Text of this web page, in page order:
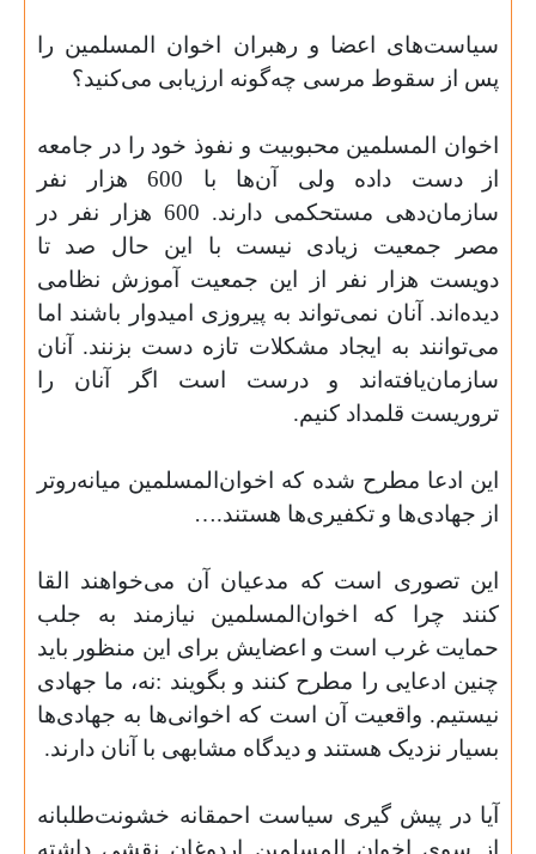
سیاست‌های اعضا و رهبران اخوان المسلمین را
پس از سقوط مرسی چه‌گونه ارزیابی می‌کنید؟
اخوان المسلمین محبوبیت و نفوذ خود را در جامعه
از دست داده ولی آن‌ها با 600 هزار نفر
سازمان‌دهی مستحکمی دارند. 600 هزار نفر در
مصر جمعیت زیادی نیست با این حال صد تا
دویست هزار نفر از این جمعیت آموزش نظامی
دیده‌اند. آنان نمی‌تواند به پیروزی امیدوار باشند اما
می‌توانند به ایجاد مشکلات تازه دست بزنند. آنان
سازمان‌یافته‌اند و درست است اگر آنان را
تروریست قلمداد کنیم.
این ادعا مطرح شده که اخوان‌المسلمین میانه‌روتر
از جهادی‌ها و تکفیری‌ها هستند….
این تصوری است که مدعیان آن می‌خواهند القا
کنند چرا که اخوان‌المسلمین نیازمند به جلب
حمایت غرب است و اعضایش برای این منظور باید
چنین ادعایی را مطرح کنند و بگویند :نه، ما جهادی
نیستیم. واقعیت آن است که اخوانی‌ها به جهادی‌ها
بسیار نزدیک هستند و دیدگاه مشابهی با آنان دارند.
آیا در پیش گیری سیاست احمقانه خشونت‌طلبانه
از سوی اخوان المسلمین اردوغان نقشی داشته